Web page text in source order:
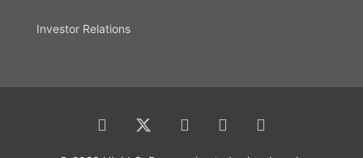
Investor Relations